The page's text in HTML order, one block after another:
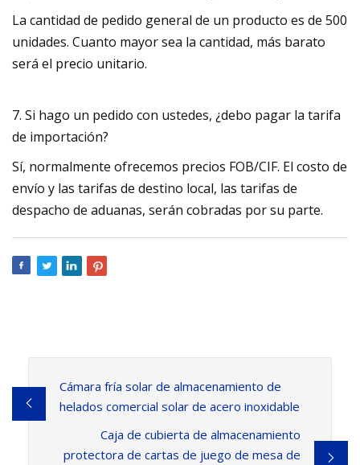
La cantidad de pedido general de un producto es de 500
unidades. Cuanto mayor sea la cantidad, más barato
será el precio unitario.
7. Si hago un pedido con ustedes, ¿debo pagar la tarifa
de importación?
Sí, normalmente ofrecemos precios FOB/CIF. El costo de
envío y las tarifas de destino local, las tarifas de
despacho de aduanas, serán cobradas por su parte.
Cámara fría solar de almacenamiento de
helados comercial solar de acero inoxidable
Caja de cubierta de almacenamiento
protectora de cartas de juego de mesa de